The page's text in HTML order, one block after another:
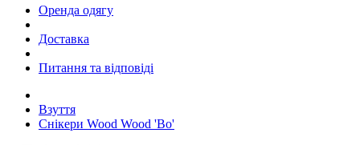
Оренда одягу
Доставка
Питання та відповіді
Взуття
Снікери Wood Wood 'Bo'